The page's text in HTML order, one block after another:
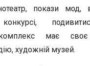
покази мод,
має своє
художній музей.